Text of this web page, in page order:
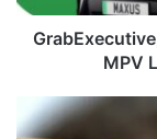
MPV